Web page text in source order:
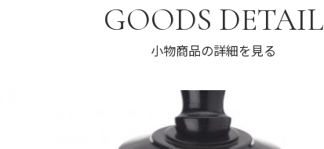
GOODS DETAIL
小物商品の詳細を見る